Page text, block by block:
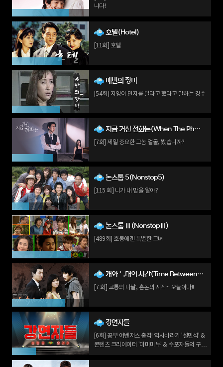
니다!
호텔(Hotel)
[11회] 호텔
배반의 장미
[54회] 지영이 민지를 달라고 했다고 말하는 경수
지금 거신 전화는(When The Phone Rings)
[7회] 제일 중요한 그놈 얼굴, 봤습니까?
논스톱 5(Nonstop5)
[115 회] 니가 내 맘을 알아?
논스톱 Ⅲ(NonstopⅢ)
[489회] 호동에겐 특별한 그녀
개와 늑대의 시간(Time Between Dog and Wolf)
[7 회] 고통의 나날, 혼돈의 시작~ 오늘이다!!
강연자들
[6회] 공부 어벤저스 출격! 역사바라기 '설민석' &
콘텐츠 크리에이터 '미미미누' & 수포자들의 구원
자 '정승제'